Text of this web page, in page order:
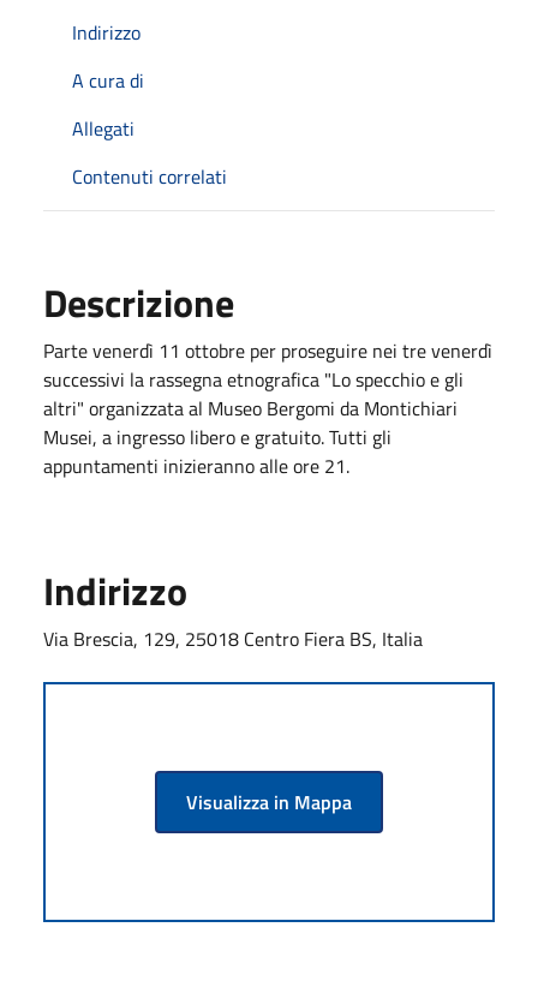
Indirizzo
A cura di
Allegati
Contenuti correlati
Descrizione
Parte venerdì 11 ottobre per proseguire nei tre venerdì
successivi la rassegna etnografica "Lo specchio e gli
altri" organizzata al Museo Bergomi da Montichiari
Musei, a ingresso libero e gratuito. Tutti gli
appuntamenti inizieranno alle ore 21.
Indirizzo
Via Brescia, 129, 25018 Centro Fiera BS, Italia
Visualizza in Mappa